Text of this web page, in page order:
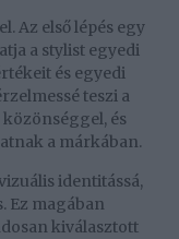
Az első lépés egy
a stylist egyedi
és egyedi
teszi a
és
a márkában.
identitássá,
Ez magában
kiválasztott